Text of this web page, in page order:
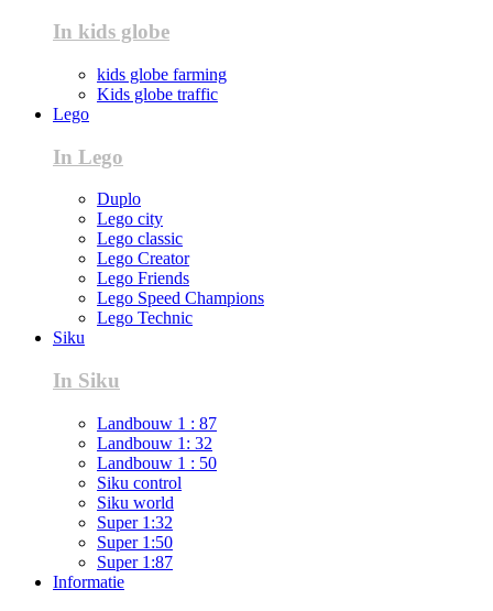
In kids globe
kids globe farming
Kids globe traffic
Lego
In Lego
Duplo
Lego city
Lego classic
Lego Creator
Lego Friends
Lego Speed Champions
Lego Technic
Siku
In Siku
Landbouw 1 : 87
Landbouw 1: 32
Landbouw 1 : 50
Siku control
Siku world
Super 1:32
Super 1:50
Super 1:87
Informatie